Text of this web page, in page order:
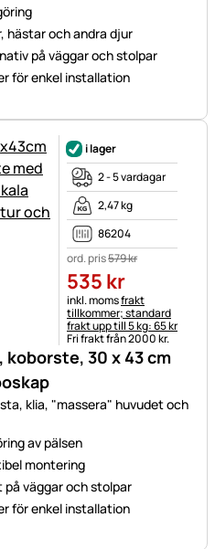
hästar och andra djur
på väggar och stolpar
för enkel installation
30 x 43 cm
klia, "massera" huvudet och
av pälsen
montering
väggar och stolpar
för enkel installation
i lager
2 - 5 vardagar
2,47 kg
86204
ord. pris579kr
535 kr
Skatteinformation:
inkl. momsfrakt
tillkommer; standard
frakt upp till 5 kg: 65 kr
Fri frakt från 2000 kr.